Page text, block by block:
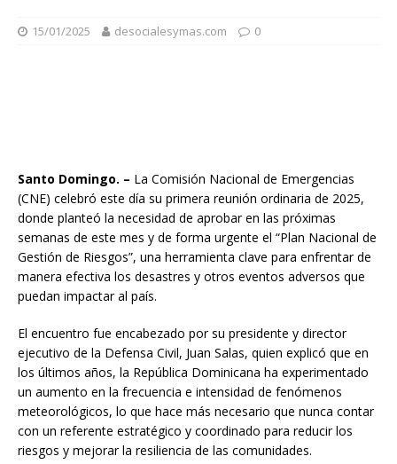
15/01/2025 desocialesymas.com 0
Santo Domingo. – La Comisión Nacional de Emergencias
(CNE) celebró este día su primera reunión ordinaria de 2025,
donde planteó la necesidad de aprobar en las próximas
semanas de este mes y de forma urgente el “Plan Nacional de
Gestión de Riesgos”, una herramienta clave para enfrentar de
manera efectiva los desastres y otros eventos adversos que
puedan impactar al país.
El encuentro fue encabezado por su presidente y director
ejecutivo de la Defensa Civil, Juan Salas, quien explicó que en
los últimos años, la República Dominicana ha experimentado
un aumento en la frecuencia e intensidad de fenómenos
meteorológicos, lo que hace más necesario que nunca contar
con un referente estratégico y coordinado para reducir los
riesgos y mejorar la resiliencia de las comunidades.